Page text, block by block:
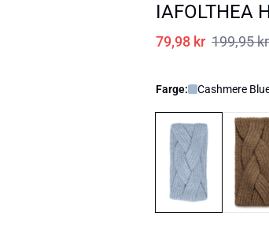
IAFOLTHEA
79,98 kr 199,95 kr
Farge: Cashmere